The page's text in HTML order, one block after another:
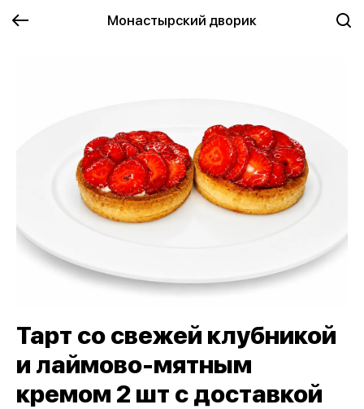
Монастырский дворик
Тарт со свежей клубникой
и лаймово-мятным
кремом 2 шт с доставкой